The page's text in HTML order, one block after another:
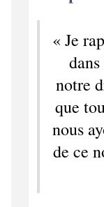
« Je
notre
que
nous
de ce